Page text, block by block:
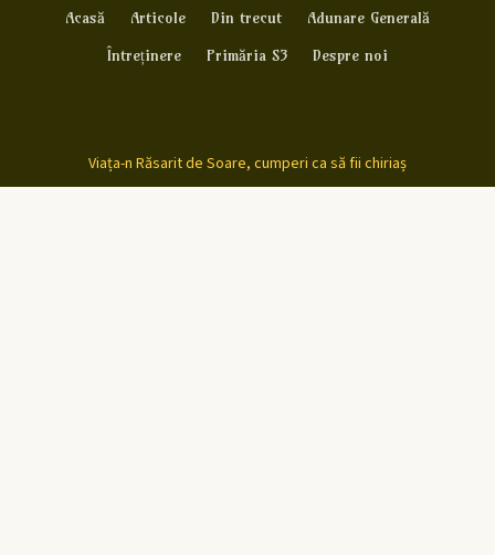
Acasă Articole Din trecut
Adunare Generală
Întreținere
Primăria S3 Despre noi
Viața-n Răsarit de Soare, cumperi ca să fii chiriaș